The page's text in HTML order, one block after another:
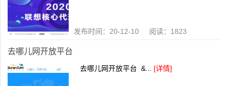
发布时间：20-12-10 阅读：1823
去哪儿网开放平台
去哪儿网开放平台 &... [详情]